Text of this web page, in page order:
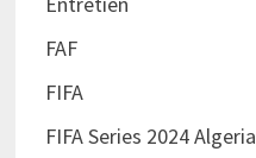
FAF
FIFA
FIFA Series 2024 Algeria